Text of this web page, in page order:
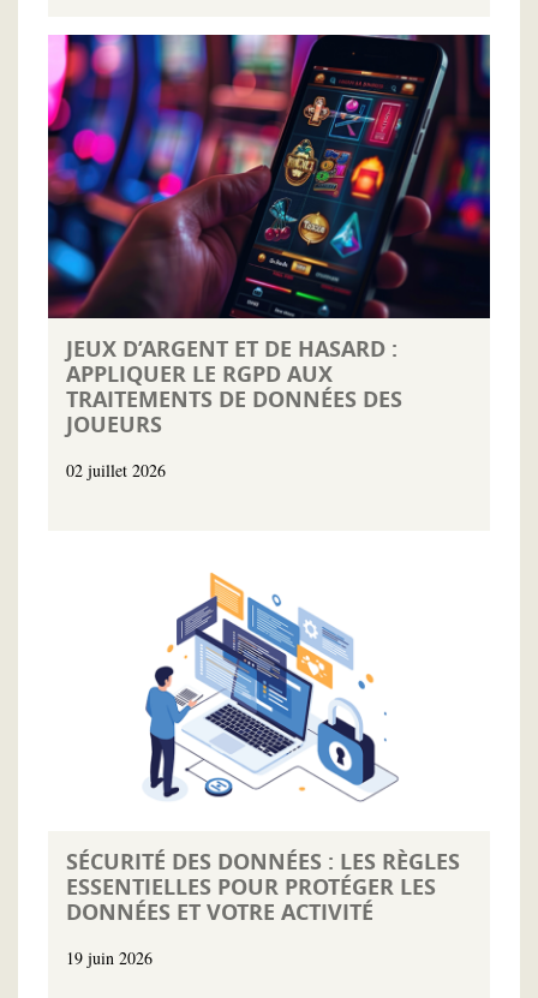
JEUX D’ARGENT ET DE HASARD :
APPLIQUER LE RGPD AUX
TRAITEMENTS DE DONNÉES DES
JOUEURS
02 juillet 2026
SÉCURITÉ DES DONNÉES : LES RÈGLES
ESSENTIELLES POUR PROTÉGER LES
DONNÉES ET VOTRE ACTIVITÉ
19 juin 2026